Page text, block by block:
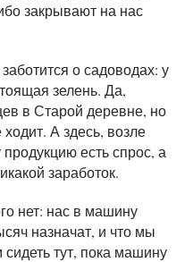
закрывают на нас
о садоводах: у
зелень. Да,
в Старой деревне, но
ходит. А здесь, возле
есть спрос, а
заработок.
нет: нас в машину
назначат, и что мы
тут, пока машину